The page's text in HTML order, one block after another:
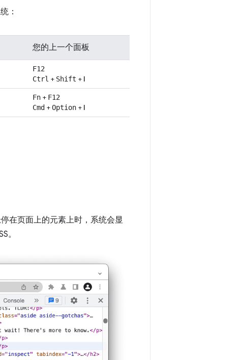
：
您的上一个面板
F12
Ctrl + Shift + I
Fn + F12
Cmd +Option + I
在页面上的元素上时，系统会显
。